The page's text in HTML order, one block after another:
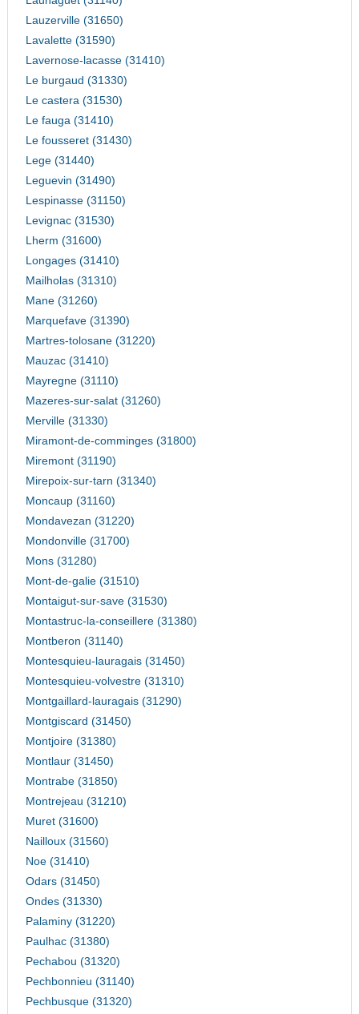
Lauzerville (31650)
Lavalette (31590)
Lavernose-lacasse (31410)
Le burgaud (31330)
Le castera (31530)
Le fauga (31410)
Le fousseret (31430)
Lege (31440)
Leguevin (31490)
Lespinasse (31150)
Levignac (31530)
Lherm (31600)
Longages (31410)
Mailholas (31310)
Mane (31260)
Marquefave (31390)
Martres-tolosane (31220)
Mauzac (31410)
Mayregne (31110)
Mazeres-sur-salat (31260)
Merville (31330)
Miramont-de-comminges (31800)
Miremont (31190)
Mirepoix-sur-tarn (31340)
Moncaup (31160)
Mondavezan (31220)
Mondonville (31700)
Mons (31280)
Mont-de-galie (31510)
Montaigut-sur-save (31530)
Montastruc-la-conseillere (31380)
Montberon (31140)
Montesquieu-lauragais (31450)
Montesquieu-volvestre (31310)
Montgaillard-lauragais (31290)
Montgiscard (31450)
Montjoire (31380)
Montlaur (31450)
Montrabe (31850)
Montrejeau (31210)
Muret (31600)
Nailloux (31560)
Noe (31410)
Odars (31450)
Ondes (31330)
Palaminy (31220)
Paulhac (31380)
Pechabou (31320)
Pechbonnieu (31140)
Pechbusque (31320)